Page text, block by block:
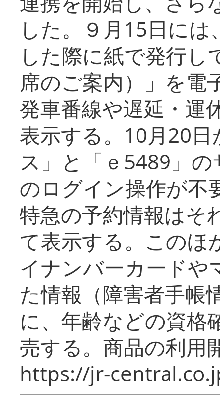
した。９月15日に
した際に紙で発行し
席のご案内）」を電
発車番線や遅延・運
表示する。10月20
ス」と「ｅ5489」
のログイン操作が不
特急の予約情報はそ
て表示する。このほ
イナンバーカードや
た情報（障害者手帳
に、年齢などの資格
売する。商品の利用
https://jr-